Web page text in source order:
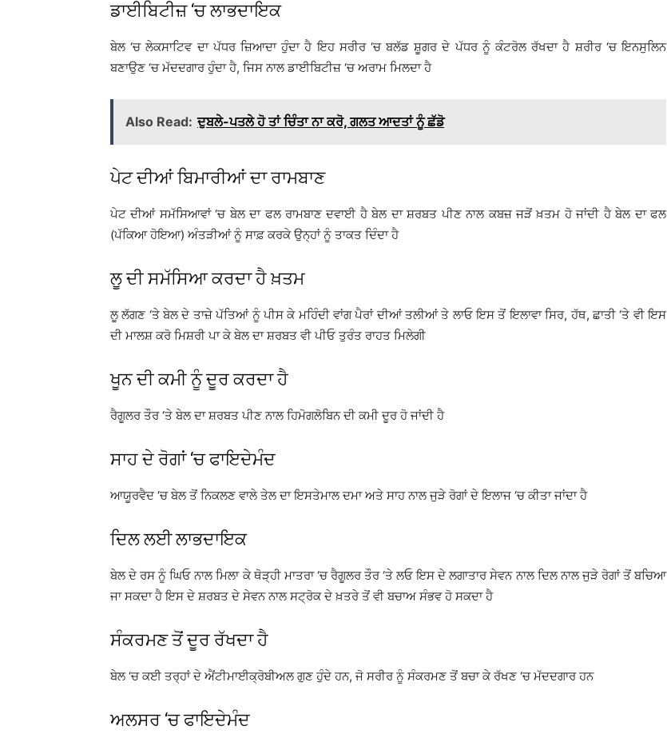
ਡਾਈਬਿਟੀਜ਼ ‘ਚ ਲਾਭਦਾਇਕ
ਬੇਲ ‘ਚ ਲੇਕਸਾਟਿਵ ਦਾ ਪੱਧਰ ਜ਼ਿਆਦਾ ਹੁੰਦਾ ਹੈ ਇਹ ਸਰੀਰ ‘ਚ ਬਲੱਡ ਸ਼ੂਗਰ ਦੇ ਪੱਧਰ ਨੂੰ ਕੰਟਰੋਲ ਰੱਖਦਾ ਹੈ ਸ਼ਰੀਰ ‘ਚ ਇਨਸੁਲਿਨ
ਬਣਾਉਣ ‘ਚ ਮੱਦਦਗਾਰ ਹੁੰਦਾ ਹੈ, ਜਿਸ ਨਾਲ ਡਾਈਬਿਟੀਜ਼ ‘ਚ ਅਰਾਮ ਮਿਲਦਾ ਹੈ
Also Read: ਦੁਬਲੇ-ਪਤਲੇ ਹੋ ਤਾਂ ਚਿੰਤਾ ਨਾ ਕਰੋ, ਗਲਤ ਆਦਤਾਂ ਨੂੰ ਛੱਡੋ
ਪੇਟ ਦੀਆਂ ਬਿਮਾਰੀਆਂ ਦਾ ਰਾਮਬਾਣ
ਪੇਟ ਦੀਆਂ ਸਮੱਸਿਆਵਾਂ ‘ਚ ਬੇਲ ਦਾ ਫਲ ਰਾਮਬਾਣ ਦਵਾਈ ਹੈ ਬੇਲ ਦਾ ਸ਼ਰਬਤ ਪੀਣ ਨਾਲ ਕਬਜ਼ ਜੜੋਂ ਖ਼ਤਮ ਹੋ ਜਾਂਦੀ ਹੈ ਬੇਲ ਦਾ ਫਲ
(ਪੱਕਿਆ ਹੋਇਆ) ਅੰਤੜੀਆਂ ਨੂੰ ਸਾਫ਼ ਕਰਕੇ ਉਨ੍ਹਾਂ ਨੂੰ ਤਾਕਤ ਦਿੰਦਾ ਹੈ
ਲੂ ਦੀ ਸਮੱਸਿਆ ਕਰਦਾ ਹੈ ਖ਼ਤਮ
ਲੂ ਲੱਗਣ ‘ਤੇ ਬੇਲ ਦੇ ਤਾਜ਼ੇ ਪੱਤਿਆਂ ਨੂੰ ਪੀਸ ਕੇ ਮਹਿੰਦੀ ਵਾਂਗ ਪੈਰਾਂ ਦੀਆਂ ਤਲੀਆਂ ਤੇ ਲਾਓ ਇਸ ਤੋਂ ਇਲਾਵਾ ਸਿਰ, ਹੱਥ, ਛਾਤੀ ‘ਤੇ ਵੀ ਇਸ
ਦੀ ਮਾਲਸ਼ ਕਰੋ ਮਿਸ਼ਰੀ ਪਾ ਕੇ ਬੇਲ ਦਾ ਸ਼ਰਬਤ ਵੀ ਪੀਓ ਤੁਰੰਤ ਰਾਹਤ ਮਿਲੇਗੀ
ਖੂਨ ਦੀ ਕਮੀ ਨੂੰ ਦੂਰ ਕਰਦਾ ਹੈ
ਰੈਗੂਲਰ ਤੌਰ ‘ਤੇ ਬੇਲ ਦਾ ਸ਼ਰਬਤ ਪੀਣ ਨਾਲ ਹਿਮੋਗਲੋਬਿਨ ਦੀ ਕਮੀ ਦੂਰ ਹੋ ਜਾਂਦੀ ਹੈ
ਸਾਹ ਦੇ ਰੋਗਾਂ ‘ਚ ਫਾਇਦੇਮੰਦ
ਆਯੂਰਵੈਦ ‘ਚ ਬੇਲ ਤੋਂ ਨਿਕਲਣ ਵਾਲੇ ਤੇਲ ਦਾ ਇਸਤੇਮਾਲ ਦਮਾ ਅਤੇ ਸਾਹ ਨਾਲ ਜੁੜੇ ਰੋਗਾਂ ਦੇ ਇਲਾਜ ‘ਚ ਕੀਤਾ ਜਾਂਦਾ ਹੈ
ਦਿਲ ਲਈ ਲਾਭਦਾਇਕ
ਬੇਲ ਦੇ ਰਸ ਨੂੰ ਘਿਓ ਨਾਲ ਮਿਲਾ ਕੇ ਥੋੜ੍ਹੀ ਮਾਤਰਾ ‘ਚ ਰੈਗੂਲਰ ਤੌਰ ‘ਤੇ ਲਓ ਇਸ ਦੇ ਲਗਾਤਾਰ ਸੇਵਨ ਨਾਲ ਦਿਲ ਨਾਲ ਜੁੜੇ ਰੋਗਾਂ ਤੋਂ ਬਚਿਆ
ਜਾ ਸਕਦਾ ਹੈ ਇਸ ਦੇ ਸ਼ਰਬਤ ਦੇ ਸੇਵਨ ਨਾਲ ਸਟ੍ਰੋਕ ਦੇ ਖ਼ਤਰੇ ਤੋਂ ਵੀ ਬਚਾਅ ਸੰਭਵ ਹੋ ਸਕਦਾ ਹੈ
ਸੰਕਰਮਣ ਤੋਂ ਦੂਰ ਰੱਖਦਾ ਹੈ
ਬੇਲ ‘ਚ ਕਈ ਤਰ੍ਹਾਂ ਦੇ ਐਂਟੀਮਾਈਕ੍ਰੋਬੀਅਲ ਗੁਣ ਹੁੰਦੇ ਹਨ, ਜੋ ਸਰੀਰ ਨੂੰ ਸੰਕਰਮਣ ਤੋਂ ਬਚਾ ਕੇ ਰੱਖਣ ‘ਚ ਮੱਦਦਗਾਰ ਹਨ
ਅਲਸਰ ‘ਚ ਫਾਇਦੇਮੰਦ